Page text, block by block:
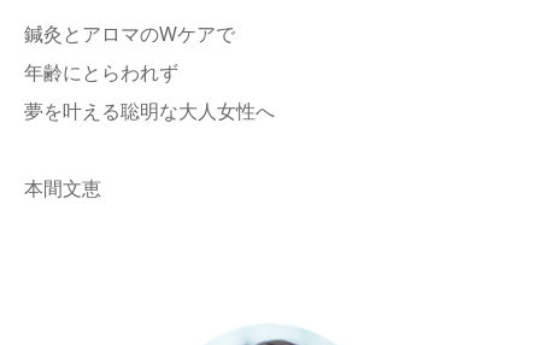
鍼灸とアロマのWケアで
年齢にとらわれず
夢を叶える聡明な大人女性へ
本間文恵